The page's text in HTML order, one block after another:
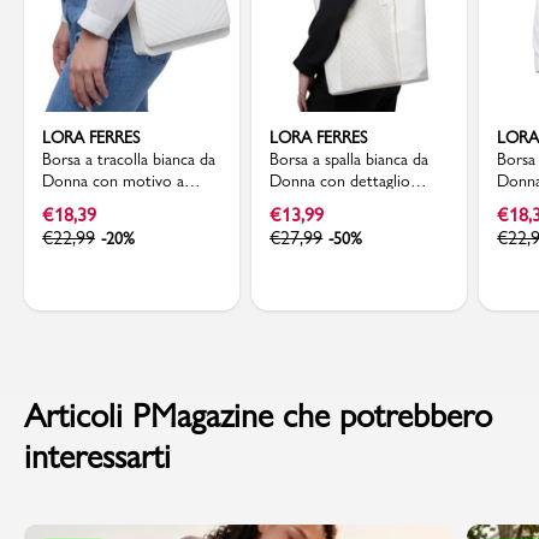
LORA FERRES
Borsa a tracolla bianca da
Donna con motivo a
Chevron Lora Ferres
€18,39
€22,99 -20%
LORA FERRES
Borsa a spalla bianca da
Donna con dettaglio
traforato Lora Ferres
€13,99
€27,99 -50%
€
€
Articoli PMagazine che potrebbero
interessarti